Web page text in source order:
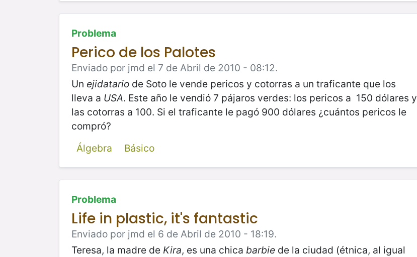
Problema
Perico de los Palotes
Enviado por jmd el 7 de Abril de 2010 - 08:12.
Un ejidatario de Soto le vende pericos y cotorras a un traficante que los
lleva a USA. Este año le vendió 7 pájaros verdes: los pericos a 150 dólares y
las cotorras a 100. Si el traficante le pagó 900 dólares ¿cuántos pericos le
compró?
Álgebra
Básico
Problema
Life in plastic, it's fantastic
Enviado por jmd el 6 de Abril de 2010 - 18:19.
Teresa, la madre de Kira, es una chica barbie de la ciudad (étnica, al igual